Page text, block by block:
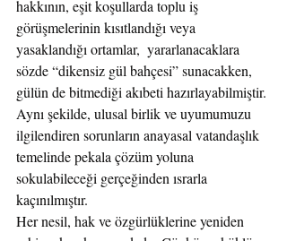
hakkının, eşit koşullarda toplu iş
görüşmelerinin kısıtlandığı veya
yasaklandığı ortamlar,  yararlanacaklara
sözde “dikensiz gül bahçesi” sunacakken,
gülün de bitmediği akıbeti hazırlayabilmiştir.
Aynı şekilde, ulusal birlik ve uyumumuzu
ilgilendiren sorunların anayasal vatandaşlık
temelinde pekala çözüm yoluna
sokulabileceği gerçeğinden ısrarla
kaçınılmıştır.
Her nesil, hak ve özgürlüklerine yeniden